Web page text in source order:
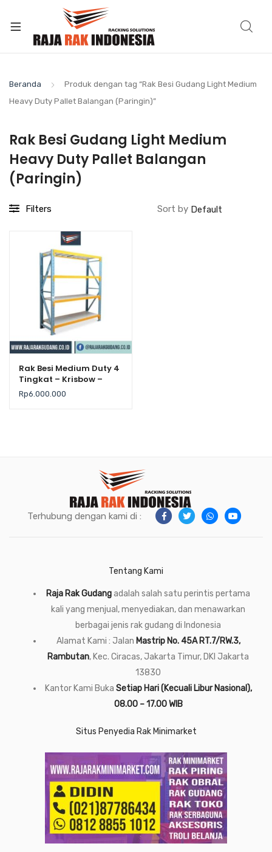
Beranda
Produk dengan tag “Rak Besi Gudang Light Medium
Heavy Duty Pallet Balangan (Paringin)”
Rak Besi Gudang Light Medium
Heavy Duty Pallet Balangan
(Paringin)
Filters Sort by
Rak Besi Medium Duty 4
Tingkat – Krisbow –
Kekuatan 500Kg / Level
Rp6.000.000
Terhubung dengan kami di :
Tentang Kami
Raja Rak Gudangadalah salah satu perintis pertama
kali yang menjual, menyediakan, dan menawarkan
berbagai jenis rak gudang di Indonesia
Alamat Kami : Jalan Mastrip No. 45A RT.7/RW.3,
Rambutan, Kec. Ciracas, Jakarta Timur, DKI Jakarta
13830
Kantor Kami Buka Setiap Hari (Kecuali Libur Nasional),
08.00 – 17.00 WIB
Situs Penyedia Rak Minimarket